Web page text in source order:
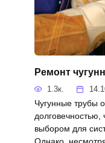
Ремонт
1.3к.
Чугунные трубы
выбором для